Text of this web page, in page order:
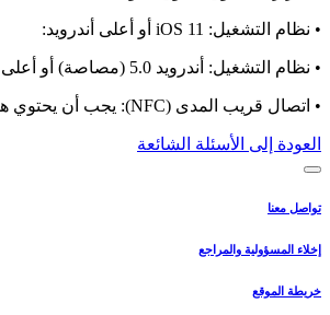
• نظام التشغيل: iOS 11 أو أعلى أندرويد:
• نظام التشغيل: أندرويد 5.0 (مصاصة) أو أعلى
• اتصال قريب المدى (NFC): يجب أن يحتوي هاتفك على إمكانات اتصال قريب المدى، ولابد من تمكينها
العودة إلى الأسئلة الشائعة
تواصل معنا
إخلاء المسؤولية والمراجع
خريطة الموقع